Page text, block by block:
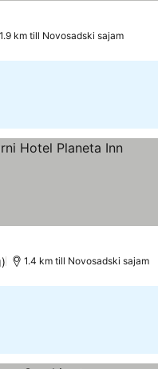
1.9 km till Novosadski sajam
1.4 km till Novosadski sajam